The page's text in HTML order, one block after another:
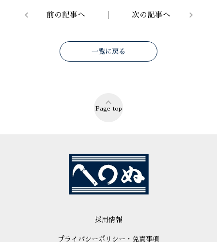
前の記事へ 次の記事へ
一覧に戻る
Page top
採用情報
プライバシーポリシー・免責事項